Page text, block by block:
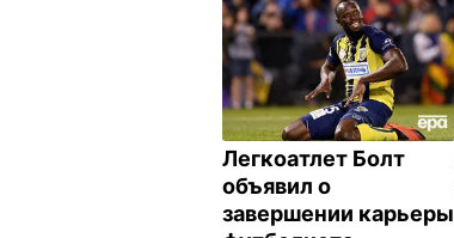
Легкоатлет Болт
объявил о
завершении карьеры